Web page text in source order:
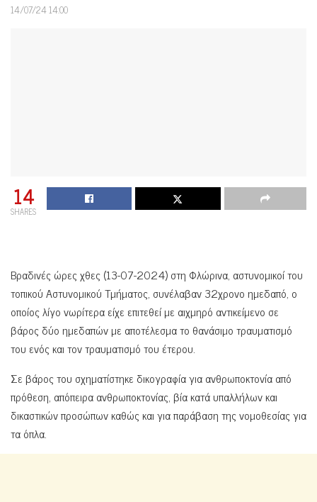
14/07/24 14:00
14
SHARES
Βραδινές ώρες χθες (13-07-2024) στη Φλώρινα, αστυνομικοί του
τοπικού Αστυνομικού Τμήματος, συνέλαβαν 32χρονο ημεδαπό, ο
οποίος λίγο νωρίτερα είχε επιτεθεί με αιχμηρό αντικείμενο σε
βάρος δύο ημεδαπών με αποτέλεσμα το θανάσιμο τραυματισμό
του ενός και τον τραυματισμό του έτερου.
Σε βάρος του σχηματίστηκε δικογραφία για ανθρωποκτονία από
πρόθεση, απόπειρα ανθρωποκτονίας, βία κατά υπαλλήλων και
δικαστικών προσώπων καθώς και για παράβαση της νομοθεσίας για
τα όπλα.